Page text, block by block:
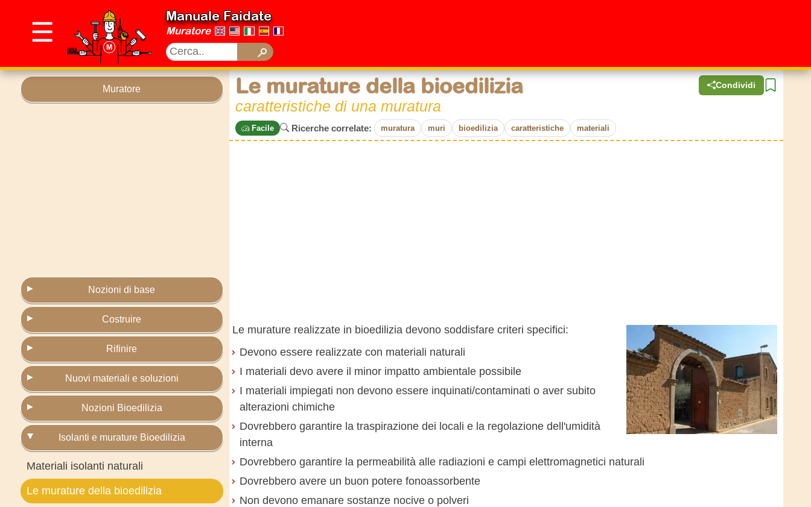
☰
Manuale Faidate
Muratore
Muratore
Nozioni di base
Costruire
Rifinire
Nuovi materiali e soluzioni
Nozioni Bioedilizia
Isolanti e murature Bioedilizia
Materiali isolanti naturali
Le murature della bioedilizia
Condividi
Le murature della bioedilizia
caratteristiche di una muratura
Facile Ricerche correlate: muratura muri bioedilizia caratteristiche materiali
Le murature realizzate in bioedilizia devono soddisfare criteri specifici:
Devono essere realizzate con materiali naturali
I materiali devo avere il minor impatto ambientale possibile
I materiali impiegati non devono essere inquinati/contaminati o aver subito
alterazioni chimiche
Dovrebbero garantire la traspirazione dei locali e la regolazione dell'umidità
interna
Dovrebbero garantire la permeabilità alle radiazioni e campi elettromagnetici naturali
Dovrebbero avere un buon potere fonoassorbente
Non devono emanare sostanze nocive o polveri